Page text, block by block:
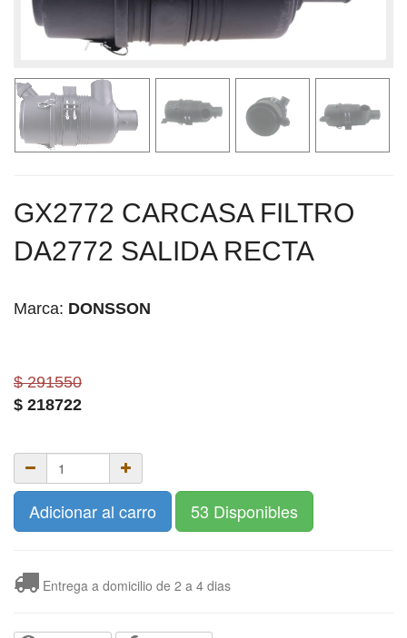
GX2772 CARCASA FILTRO
DA2772 SALIDA RECTA
Marca: DONSSON
$ 291550
$ 218722
Adicionar al carro 53 Disponibles
Entrega a domicilio de 2 a 4 dias